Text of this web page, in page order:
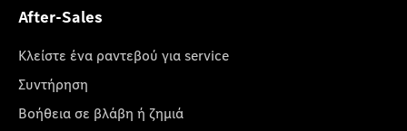
After-Sales
Κλείστε ένα ραντεβού για service
Συντήρηση
Βοήθεια σε βλάβη ή ζημιά